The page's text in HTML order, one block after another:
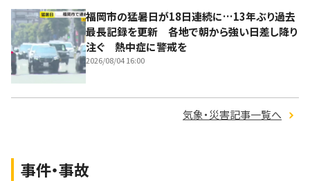
福岡市の猛暑日が18日連続に…13年ぶり過去
最長記録を更新 各地で朝から強い日差し降り
注ぐ 熱中症に警戒を
2026/08/04 16:00
気象・災害記事一覧へ
事件・事故